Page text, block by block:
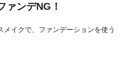
ァンデNG！
メイクで、ファンデーションを使う